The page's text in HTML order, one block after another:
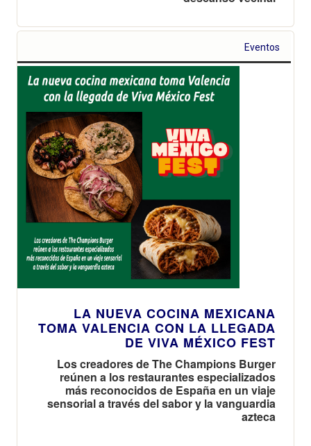
Eventos
LA NUEVA COCINA MEXICANA
TOMA VALENCIA CON LA LLEGADA
DE VIVA MÉXICO FEST
Los creadores de The Champions Burger
reúnen a los restaurantes especializados
más reconocidos de España en un viaje
sensorial a través del sabor y la vanguardia
azteca